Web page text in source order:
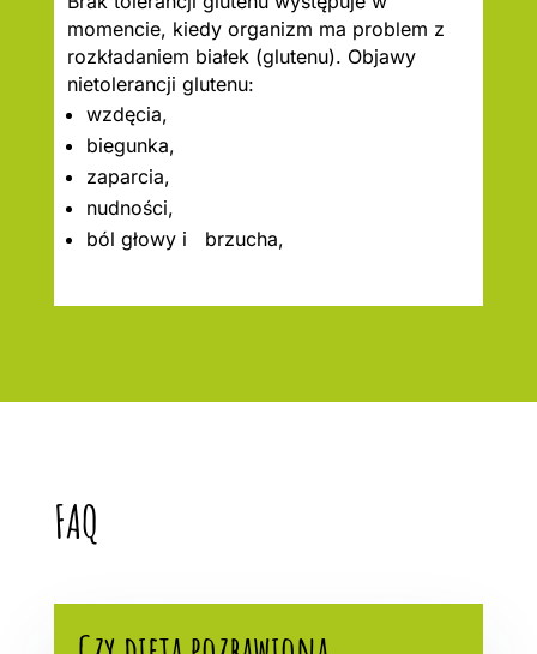
momencie, kiedy organizm ma problem z
rozkładaniem białek (glutenu). Objawy
nietolerancji glutenu:
wzdęcia,
biegunka,
zaparcia,
nudności,
ból głowy i brzucha,
FAQ